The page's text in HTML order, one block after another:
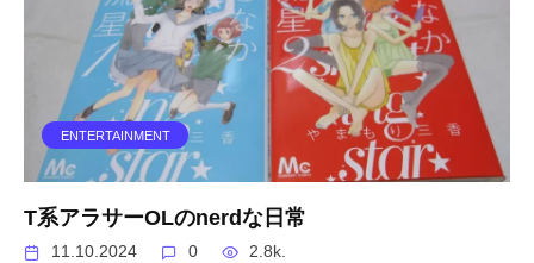
ENTERTAINMENT
T系アラサーOLのnerdな日常
11.10.2024 0 2.8k.